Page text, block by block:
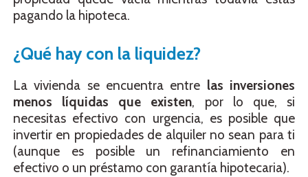
pagando la hipoteca.
¿Qué hay con la liquidez?
La vivienda se encuentra entre las inversiones
menos líquidas que existen, por lo que, si
necesitas efectivo con urgencia, es posible que
invertir en propiedades de alquiler no sean para ti
(aunque es posible un refinanciamiento en
efectivo o un préstamo con garantía hipotecaria).